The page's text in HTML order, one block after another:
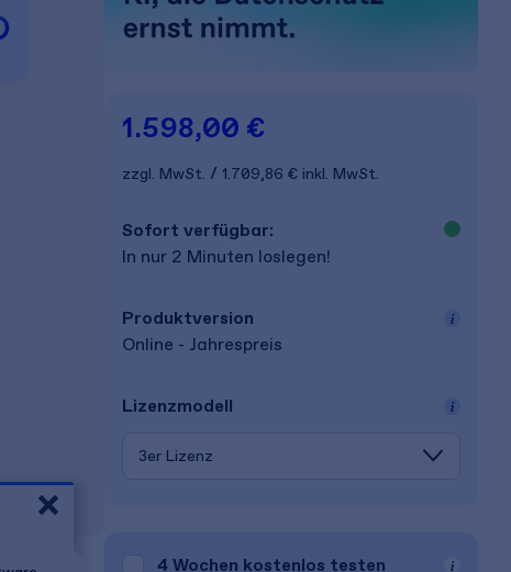
1.598,00 €
zzgl. MwSt. 1.709,86 € inkl. MwSt.
Sofort verfügbar:
In nur 2 Minuten loslegen!
Produkt­version
Online - Jahrespreis
Lizenz­modell
4 Wochen kostenlos testen